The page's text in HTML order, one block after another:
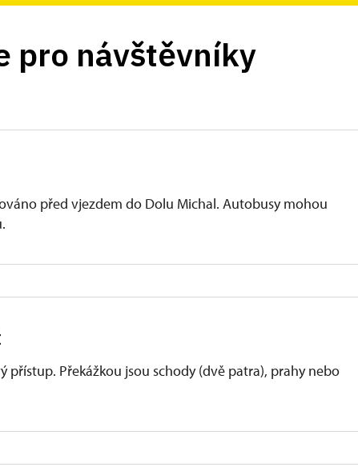
pro návštěvníky
před vjezdem do Dolu Michal. Autobusy mohou
přístup. Překážkou jsou schody (dvě patra), prahy nebo
nebo podniknout venkovní prohlídku (prohlídka areálu